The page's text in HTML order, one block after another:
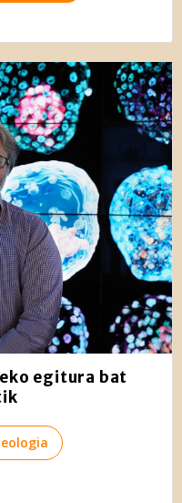
egitura bat